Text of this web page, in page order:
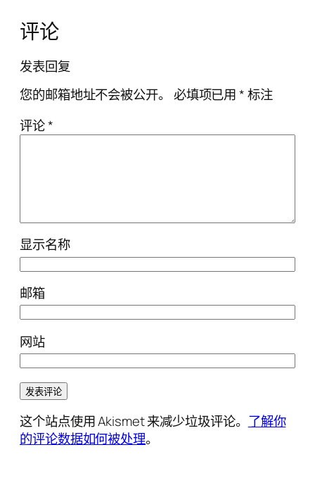
评论
发表回复
您的邮箱地址不会被公开。 必填项已用*标注
评论*
显示名称
邮箱
网站
这个站点使用 Akismet 来减少垃圾评论。 了解你
的评论数据如何被处理。